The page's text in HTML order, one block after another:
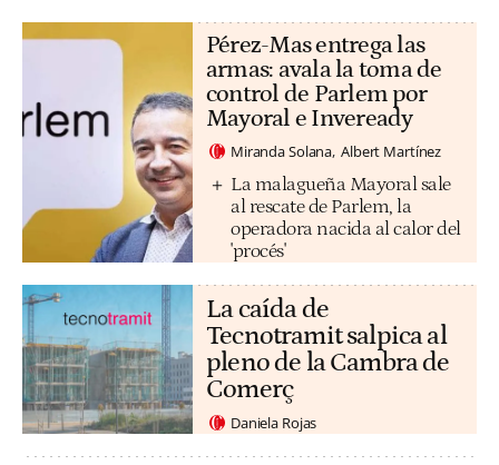
Pérez-Mas entrega las
armas: avala la toma de
control de Parlem por
Mayoral e Inveready
Miranda Solana Albert Martínez
La malagueña Mayoral sale
al rescate de Parlem, la
operadora nacida al calor del
'procés'
La caída de
Tecnotramit salpica al
pleno de la Cambra de
Comerç
Daniela Rojas